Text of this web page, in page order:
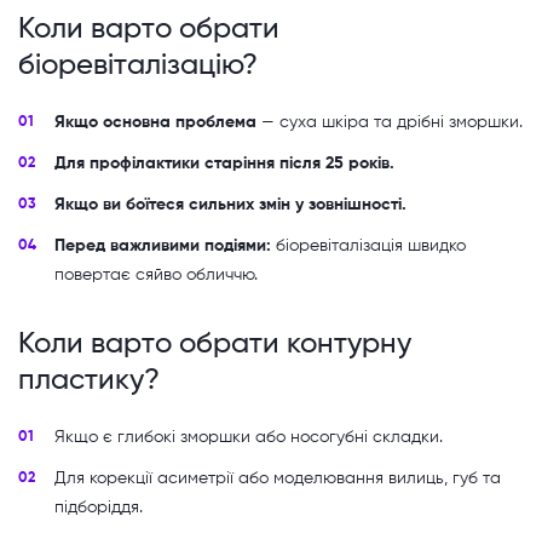
Коли варто обрати
біоревіталізацію?
Якщо основна проблема — суха шкіра та дрібні зморшки.
Для профілактики старіння після 25 років.
Якщо ви боїтеся сильних змін у зовнішності.
Перед важливими подіями: біоревіталізація швидко
повертає сяйво обличчю.
Коли варто обрати контурну
пластику?
Якщо є глибокі зморшки або носогубні складки.
Для корекції асиметрії або моделювання вилиць, губ та
підборіддя.